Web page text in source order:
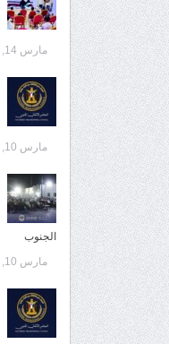
مارس 14, 2026
مارس 10, 2026
الجنوب
مارس 10, 2026